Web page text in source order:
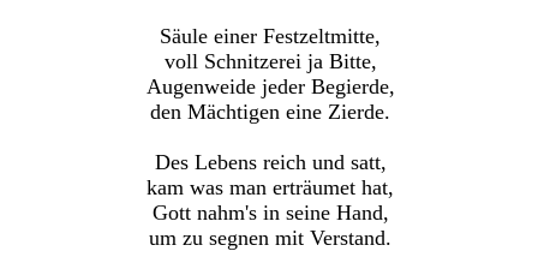
Säule einer Festzeltmitte,
voll Schnitzerei ja Bitte,
Augenweide jeder Begierde,
den Mächtigen eine Zierde.
Des Lebens reich und satt,
kam was man erträumet hat,
Gott nahm's in seine Hand,
um zu segnen mit Verstand.